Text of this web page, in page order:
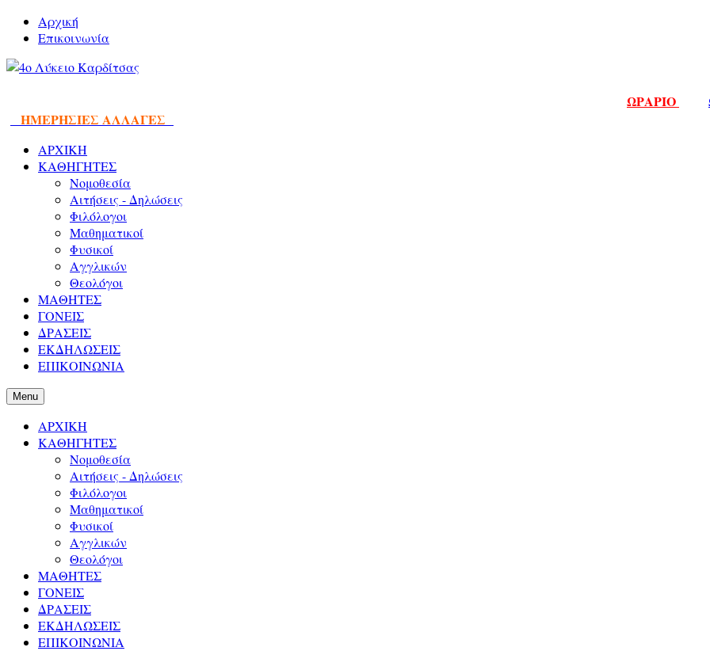
Αρχική
Επικοινωνία
ΩΡΑΡΙΟ
ΗΜΕΡΗΣΙΕΣ ΑΛΛΑΓΕΣ
ΑΡΧΙΚΗ
ΚΑΘΗΓΗΤΕΣ
Νομοθεσία
Αιτήσεις - Δηλώσεις
Φιλόλογοι
Μαθηματικοί
Φυσικοί
Αγγλικών
Θεολόγοι
ΜΑΘΗΤΕΣ
ΓΟΝΕΙΣ
ΔΡΑΣΕΙΣ
ΕΚΔΗΛΩΣΕΙΣ
ΕΠΙΚΟΙΝΩΝΙΑ
Menu
ΑΡΧΙΚΗ
ΚΑΘΗΓΗΤΕΣ
Νομοθεσία
Αιτήσεις - Δηλώσεις
Φιλόλογοι
Μαθηματικοί
Φυσικοί
Αγγλικών
Θεολόγοι
ΜΑΘΗΤΕΣ
ΓΟΝΕΙΣ
ΔΡΑΣΕΙΣ
ΕΚΔΗΛΩΣΕΙΣ
ΕΠΙΚΟΙΝΩΝΙΑ